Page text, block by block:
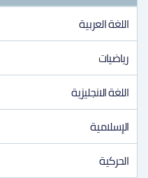
اللغة العربية
رياضيات
اللغة الانجليزية
الإسلامية
الحركية